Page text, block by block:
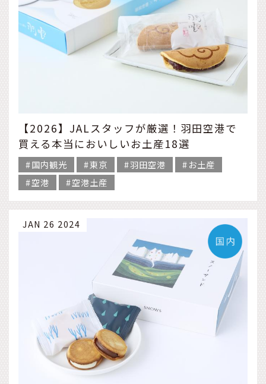
【2026】JALスタッフが厳選！羽田空港で
買える本当においしいお土産18選
国内観光 東京 羽田空港
お土産
空港
空港土産
JAN 26 2024